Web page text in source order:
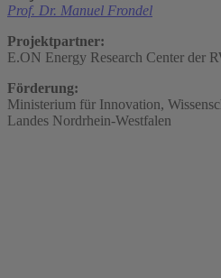
Prof. Dr. Manuel Frondel
Projektpartner:
E.ON Energy Research Center der
Förderung:
Ministerium für Innovation,
Landes Nordrhein-Westfalen